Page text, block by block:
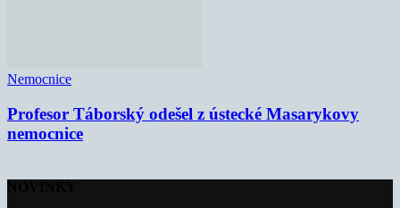
Nemocnice
Profesor Táborský odešel z ústecké Masarykovy
nemocnice